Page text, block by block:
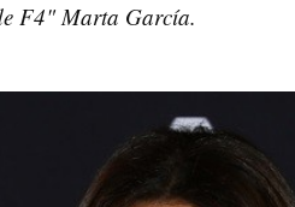
F4" Marta García.